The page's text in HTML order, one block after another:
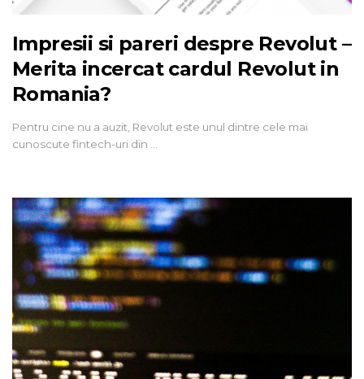
Impresii si pareri despre Revolut –
Merita incercat cardul Revolut in
Romania?
Pentru cine nu a auzit, Revolut este unul dintre cele mai
cunoscute fintech-uri din …